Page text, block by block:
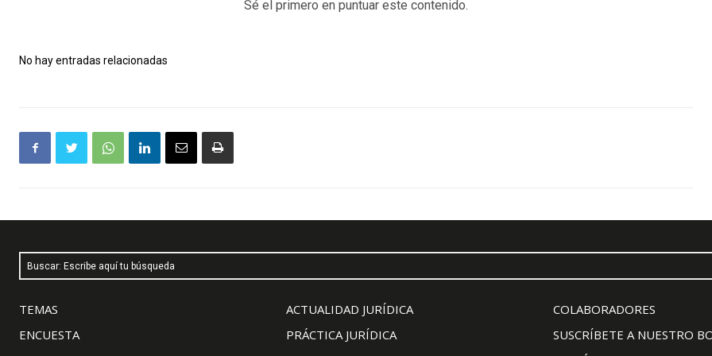
Sé el primero en puntuar este contenido.
No hay entradas relacionadas
Buscar: Escribe aquí tu búsqueda
TEMAS
ENCUESTA
ACTUALIDAD JURÍDICA
PRÁCTICA JURÍDICA
COLABORADORES
SUSCRÍBETE A NUESTRO